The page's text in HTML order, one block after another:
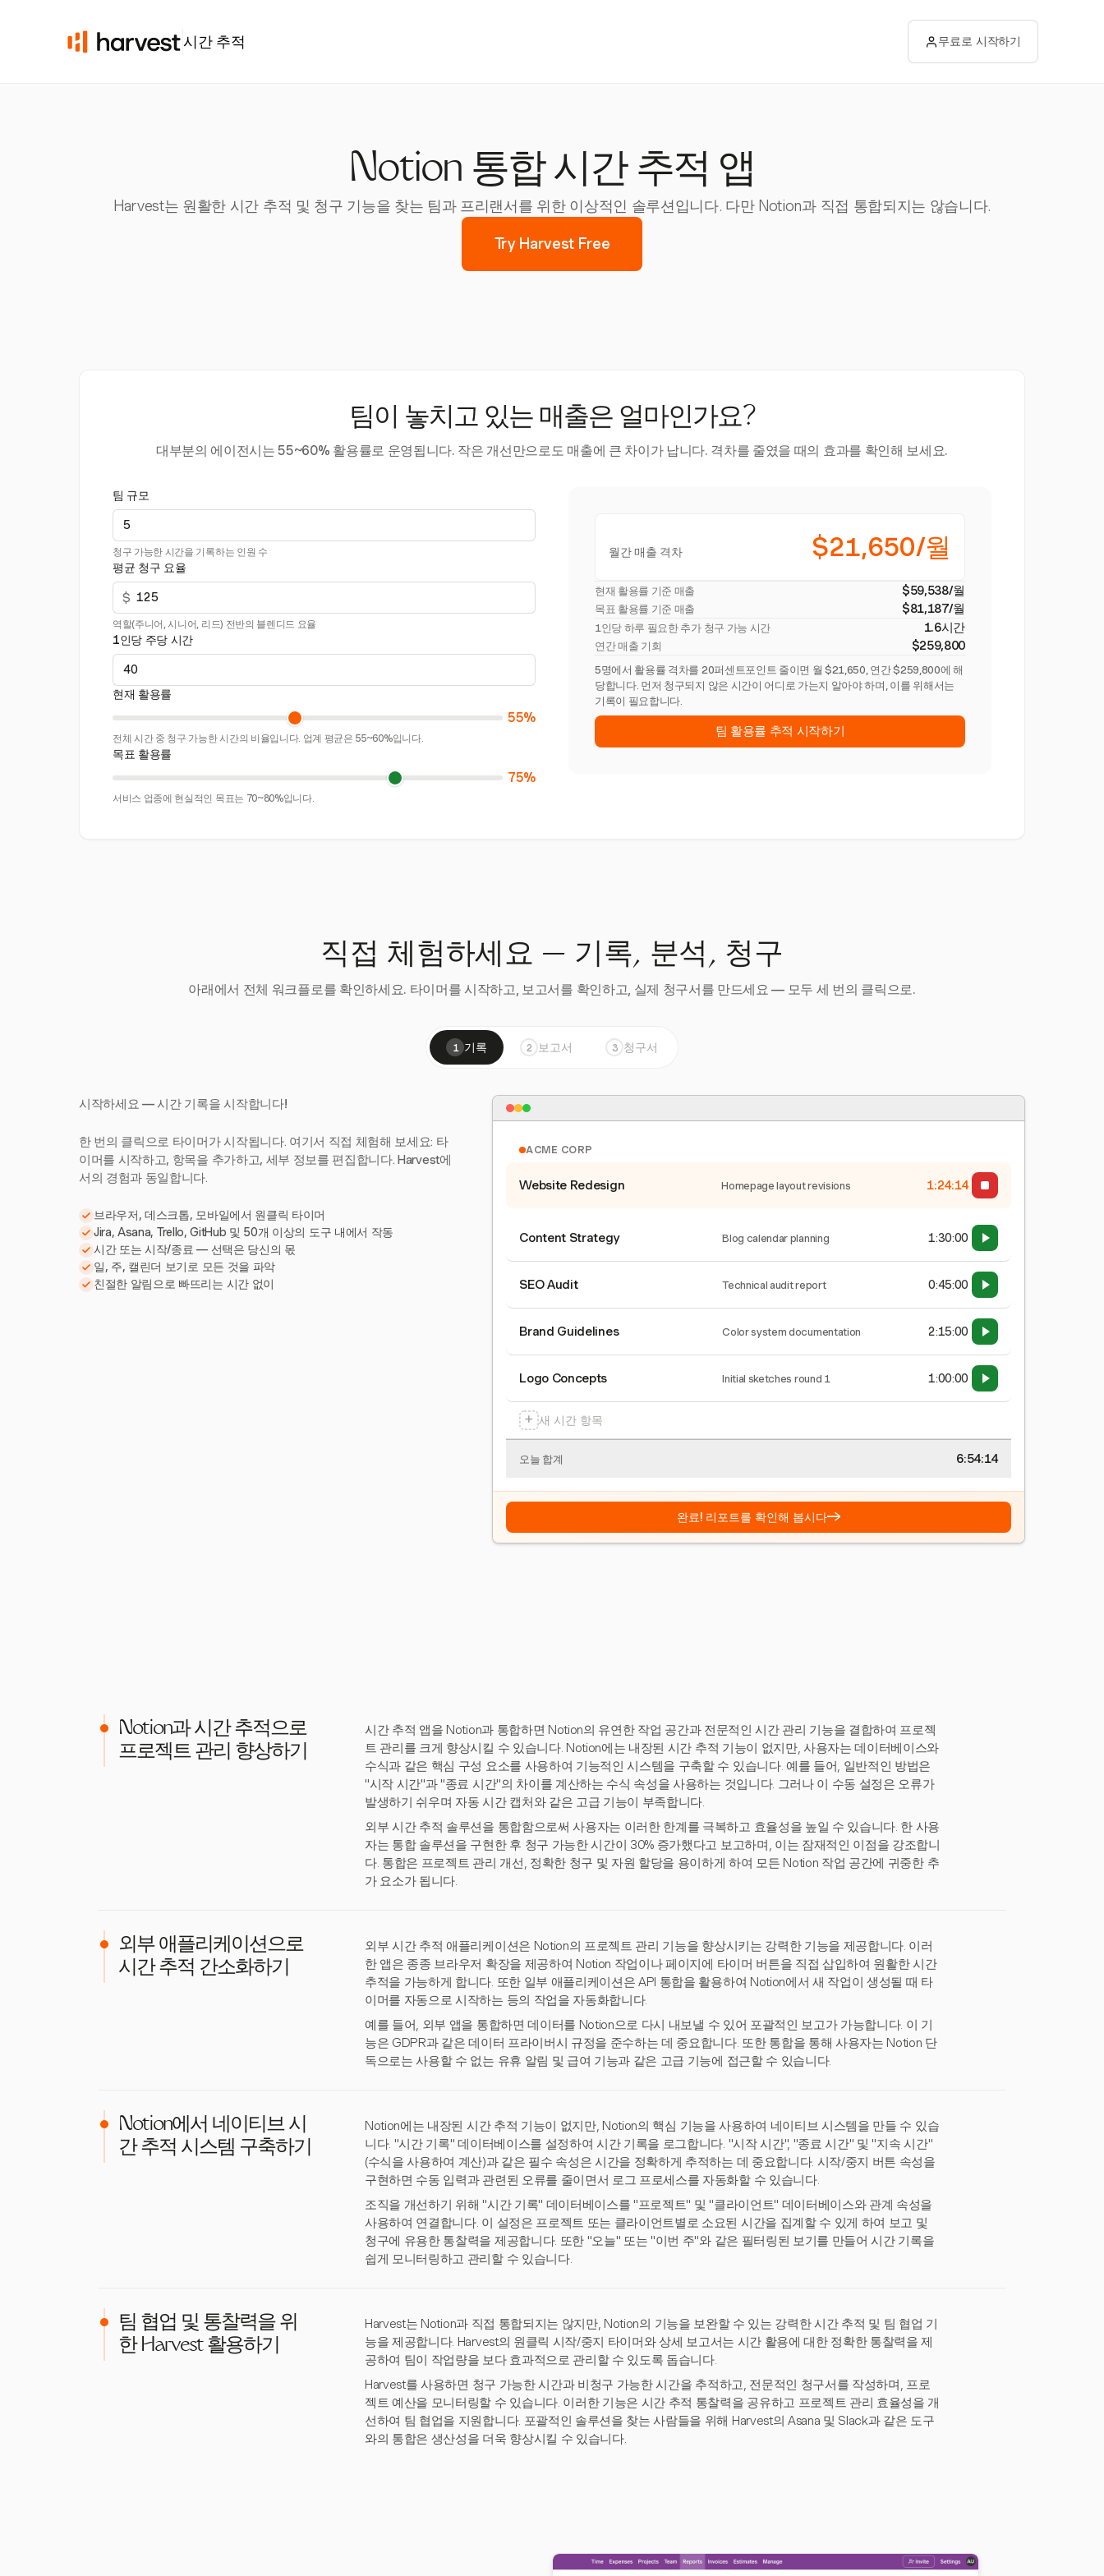
시간 추적 무료로 시작하기
Notion 통합 시간 추적 앱
Harvest는 원활한 시간 추적 및 청구 기능을 찾는 팀과 프리랜서를 위한 이상적인 솔루션입니다. 다만 Notion과 직접 통합되지는 않습니다.
Try Harvest Free
팀이 놓치고 있는 매출은 얼마인가요?
대부분의 에이전시는 55~60% 활용률로 운영됩니다. 작은 개선만으로도 매출에 큰 차이가 납니다. 격차를 줄였을 때의 효과를 확인해 보세요.
팀 규모
청구 가능한 시간을 기록하는 인원 수
평균 청구 요율
$
역할(주니어, 시니어, 리드) 전반의 블렌디드 요율
1인당 주당 시간
현재 활용률
55%
전체 시간 중 청구 가능한 시간의 비율입니다. 업계 평균은 55~60%입니다.
목표 활용률
75%
서비스 업종에 현실적인 목표는 70~80%입니다.
월간 매출 격차 $21,650/월
현재 활용률 기준 매출 $59,538/월
목표 활용률 기준 매출 $81,187/월
1인당 하루 필요한 추가 청구 가능 시간 1.6시간
연간 매출 기회 $259,800
5명에서 활용률 격차를 20퍼센트포인트 줄이면 월 $21,650, 연간 $259,800에 해
당합니다. 먼저 청구되지 않은 시간이 어디로 가는지 알아야 하며, 이를 위해서는
기록이 필요합니다.
팀 활용률 추적 시작하기
직접 체험하세요 — 기록, 분석, 청구
아래에서 전체 워크플로를 확인하세요. 타이머를 시작하고, 보고서를 확인하고, 실제 청구서를 만드세요 — 모두 세 번의 클릭으로.
1 기록 2 보고서 3 청구서
시작하세요 — 시간 기록을 시작합니다!
한 번의 클릭으로 타이머가 시작됩니다. 여기서 직접 체험해 보세요: 타
이머를 시작하고, 항목을 추가하고, 세부 정보를 편집합니다. Harvest에
서의 경험과 동일합니다.
브라우저, 데스크톱, 모바일에서 원클릭 타이머
Jira, Asana, Trello, GitHub 및 50개 이상의 도구 내에서 작동
시간 또는 시작/종료 — 선택은 당신의 몫
일, 주, 캘린더 보기로 모든 것을 파악
친절한 알림으로 빠뜨리는 시간 없이
ACME CORP
Website Redesign Homepage layout revisions 1:24:15
Content Strategy Blog calendar planning 1:30:00
SEO Audit Technical audit report 0:45:00
Brand Guidelines Color system documentation 2:15:00
Logo Concepts Initial sketches round 1 1:00:00
+ 새 시간 항목
오늘 합계 6:54:15
완료! 리포트를 확인해 봅시다→
Notion과 시간 추적으로
프로젝트 관리 향상하기
시간 추적 앱을 Notion과 통합하면 Notion의 유연한 작업 공간과 전문적인 시간 관리 기능을 결합하여 프로젝
트 관리를 크게 향상시킬 수 있습니다. Notion에는 내장된 시간 추적 기능이 없지만, 사용자는 데이터베이스와
수식과 같은 핵심 구성 요소를 사용하여 기능적인 시스템을 구축할 수 있습니다. 예를 들어, 일반적인 방법은
"시작 시간"과 "종료 시간"의 차이를 계산하는 수식 속성을 사용하는 것입니다. 그러나 이 수동 설정은 오류가
발생하기 쉬우며 자동 시간 캡처와 같은 고급 기능이 부족합니다.
외부 시간 추적 솔루션을 통합함으로써 사용자는 이러한 한계를 극복하고 효율성을 높일 수 있습니다. 한 사용
자는 통합 솔루션을 구현한 후 청구 가능한 시간이 30% 증가했다고 보고하며, 이는 잠재적인 이점을 강조합니
다. 통합은 프로젝트 관리 개선, 정확한 청구 및 자원 할당을 용이하게 하여 모든 Notion 작업 공간에 귀중한 추
가 요소가 됩니다.
외부 애플리케이션으로
시간 추적 간소화하기
외부 시간 추적 애플리케이션은 Notion의 프로젝트 관리 기능을 향상시키는 강력한 기능을 제공합니다. 이러
한 앱은 종종 브라우저 확장을 제공하여 Notion 작업이나 페이지에 타이머 버튼을 직접 삽입하여 원활한 시간
추적을 가능하게 합니다. 또한 일부 애플리케이션은 API 통합을 활용하여 Notion에서 새 작업이 생성될 때 타
이머를 자동으로 시작하는 등의 작업을 자동화합니다.
예를 들어, 외부 앱을 통합하면 데이터를 Notion으로 다시 내보낼 수 있어 포괄적인 보고가 가능합니다. 이 기
능은 GDPR과 같은 데이터 프라이버시 규정을 준수하는 데 중요합니다. 또한 통합을 통해 사용자는 Notion 단
독으로는 사용할 수 없는 유휴 알림 및 급여 기능과 같은 고급 기능에 접근할 수 있습니다.
Notion에서 네이티브 시
간 추적 시스템 구축하기
Notion에는 내장된 시간 추적 기능이 없지만, Notion의 핵심 기능을 사용하여 네이티브 시스템을 만들 수 있습
니다. "시간 기록" 데이터베이스를 설정하여 시간 기록을 로그합니다. "시작 시간", "종료 시간" 및 "지속 시간"
(수식을 사용하여 계산)과 같은 필수 속성은 시간을 정확하게 추적하는 데 중요합니다. 시작/중지 버튼 속성을
구현하면 수동 입력과 관련된 오류를 줄이면서 로그 프로세스를 자동화할 수 있습니다.
조직을 개선하기 위해 "시간 기록" 데이터베이스를 "프로젝트" 및 "클라이언트" 데이터베이스와 관계 속성을
사용하여 연결합니다. 이 설정은 프로젝트 또는 클라이언트별로 소요된 시간을 집계할 수 있게 하여 보고 및
청구에 유용한 통찰력을 제공합니다. 또한 "오늘" 또는 "이번 주"와 같은 필터링된 보기를 만들어 시간 기록을
쉽게 모니터링하고 관리할 수 있습니다.
팀 협업 및 통찰력을 위
한 Harvest 활용하기
Harvest는 Notion과 직접 통합되지는 않지만, Notion의 기능을 보완할 수 있는 강력한 시간 추적 및 팀 협업 기
능을 제공합니다. Harvest의 원클릭 시작/중지 타이머와 상세 보고서는 시간 활용에 대한 정확한 통찰력을 제
공하여 팀이 작업량을 보다 효과적으로 관리할 수 있도록 돕습니다.
Harvest를 사용하면 청구 가능한 시간과 비청구 가능한 시간을 추적하고, 전문적인 청구서를 작성하며, 프로
젝트 예산을 모니터링할 수 있습니다. 이러한 기능은 시간 추적 통찰력을 공유하고 프로젝트 관리 효율성을 개
선하여 팀 협업을 지원합니다. 포괄적인 솔루션을 찾는 사람들을 위해 Harvest의 Asana 및 Slack과 같은 도구
와의 통합은 생산성을 더욱 향상시킬 수 있습니다.